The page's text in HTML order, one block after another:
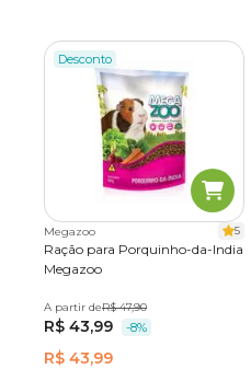
Desconto
Megazoo 5
Ração para Porquinho-da-India
Megazoo
500 g 3 kg
A partir deR$ 47,90
R$ 43,99 -8%
R$ 43,99